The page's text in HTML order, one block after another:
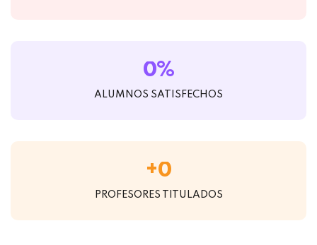
0%
ALUMNOS SATISFECHOS
+0
PROFESORES TITULADOS